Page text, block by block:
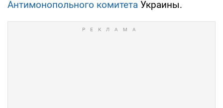
Антимонопольного комитета Украины.